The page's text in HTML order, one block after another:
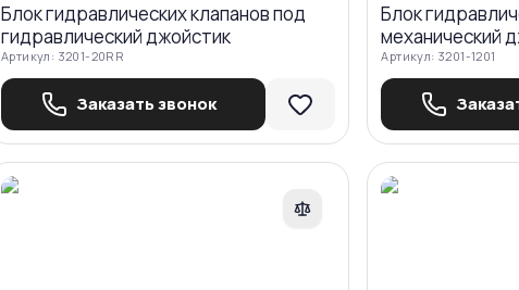
Блок гидравлических клапанов под
гидравлический джойстик
Артикул: 3201-20RR
Заказать звонок
Блок
механический
Артикул: 3201-1201